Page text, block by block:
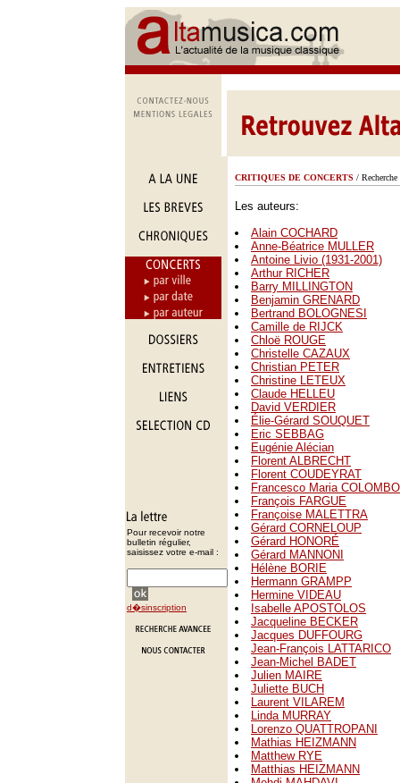
Pour recevoir notre
bulletin régulier,
saisissez votre e-mail :
d�sinscription
CRITIQUES DE CONCERTS / Recherche
Les auteurs:
Alain COCHARD
Anne-Béatrice MULLER
Antoine Livio (1931-2001)
Arthur RICHER
Barry MILLINGTON
Benjamin GRENARD
Bertrand BOLOGNESI
Camille de RIJCK
Chloë ROUGE
Christelle CAZAUX
Christian PETER
Christine LETEUX
Claude HELLEU
David VERDIER
Élie-Gérard SOUQUET
Eric SEBBAG
Eugénie Alécian
Florent ALBRECHT
Florent COUDEYRAT
Francesco Maria COLOMBO
François FARGUE
Françoise MALETTRA
Gérard CORNELOUP
Gérard HONORÉ
Gérard MANNONI
Hélène BORIE
Hermann GRAMPP
Hermine VIDEAU
Isabelle APOSTOLOS
Jacqueline BECKER
Jacques DUFFOURG
Jean-François LATTARICO
Jean-Michel BADET
Julien MAIRE
Juliette BUCH
Laurent VILAREM
Linda MURRAY
Lorenzo QUATTROPANI
Mathias HEIZMANN
Matthew RYE
Matthias HEIZMANN